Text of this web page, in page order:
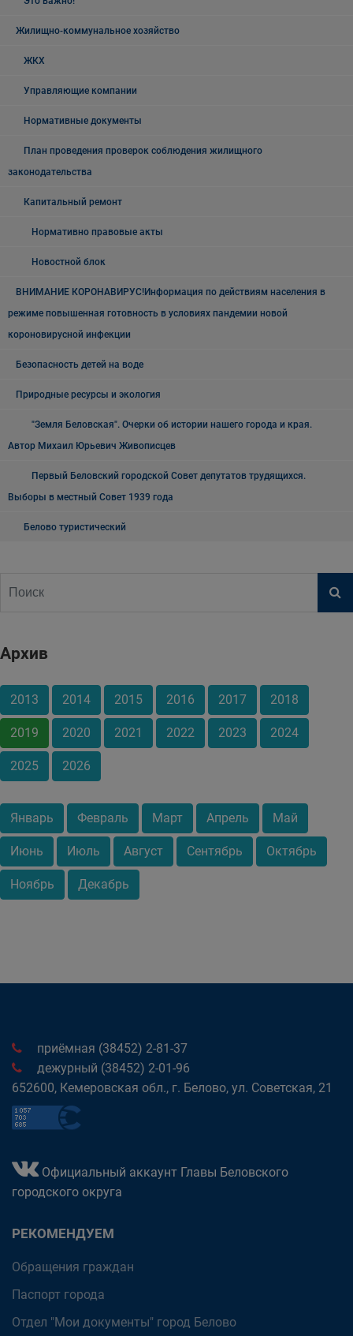
Жилищно-коммунальное хозяйство
ЖКХ
Управляющие компании
Нормативные документы
План проведения проверок соблюдения жилищного
законодательства
Капитальный ремонт
Нормативно правовые акты
Новостной блок
ВНИМАНИЕ КОРОНАВИРУС!Информация по действиям населения в
режиме повышенная готовность в условиях пандемии новой
короновирусной инфекции
Безопасность детей на воде
Природные ресурсы и экология
"Земля Беловская". Очерки об истории нашего города и края.
Автор Михаил Юрьевич Живописцев
Первый Беловский городской Совет депутатов трудящихся.
Выборы в местный Совет 1939 года
Белово туристический
Архив
2013 2014 2015 2016 2017 2018
2019 2020 2021 2022 2023 2024
2025 2026
Январь Февраль Март Апрель Май
Июнь Июль Август Сентябрь Октябрь
Ноябрь Декабрь
приёмная (38452) 2-81-37
дежурный (38452) 2-01-96
652600, Кемеровская обл., г. Белово, ул. Советская, 21
Официальный аккаунт Главы Беловского
городского округа
РЕКОМЕНДУЕМ
Обращения граждан
Паспорт города
Отдел "Мои документы" город Белово